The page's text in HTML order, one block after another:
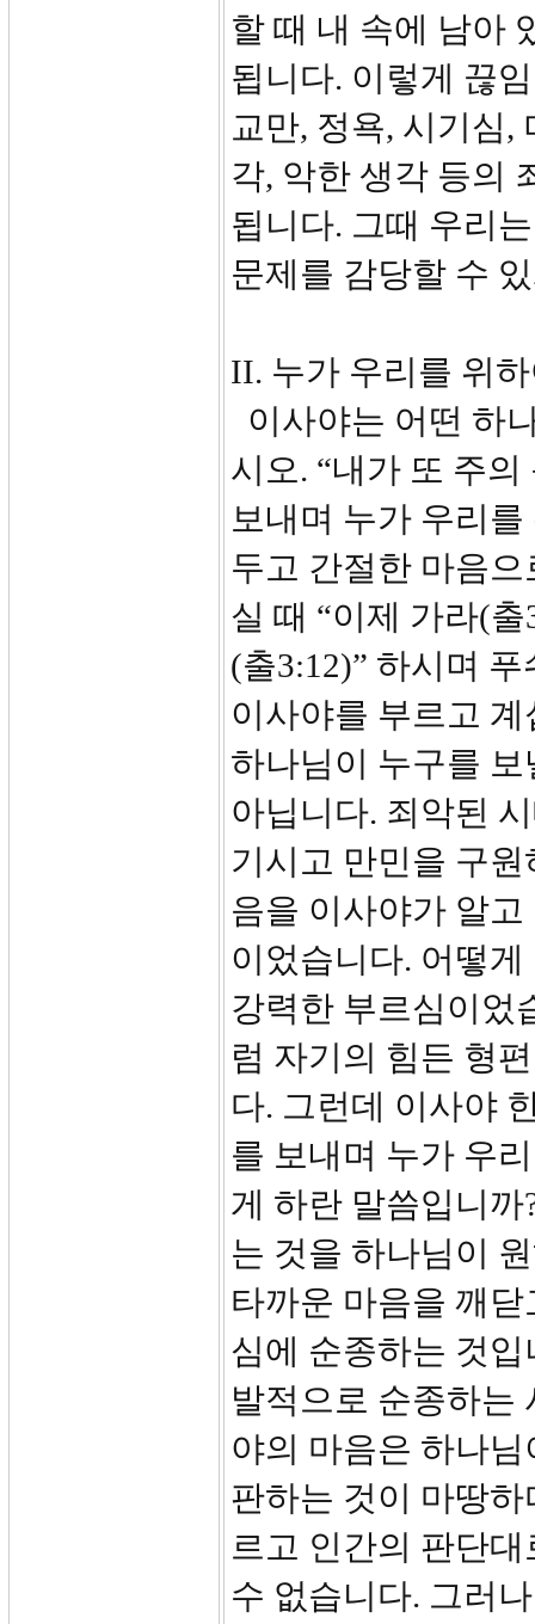
할 때 내 속에 남아
됩니다. 이렇게 끊
교만, 정욕, 시기심,
각, 악한 생각 등의
됩니다. 그때 우리
문제를 감당할 수
II. 누가 우리를 위
이사야는 어떤 하
시오. “내가 또 주
보내며 누가 우리
두고 간절한 마음
실 때 “이제 가라(
(출3:12)” 하시며
이사야를 부르고
하나님이 누구를
아닙니다. 죄악된
기시고 만민을 구
음을 이사야가 알
이었습니다. 어떻
강력한 부르심이었
럼 자기의 힘든 형
다. 그런데 이사야
를 보내며 누가 우
게 하란 말씀입니
는 것을 하나님이
타까운 마음을 깨
심에 순종하는 것
발적으로 순종하는
야의 마음은 하나
판하는 것이 마땅
르고 인간의 판단
수 없습니다. 그러